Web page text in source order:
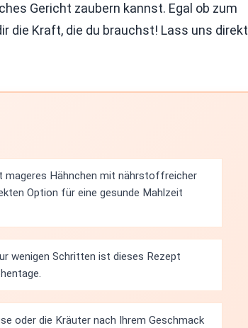
Gericht zaubern kannst. Egal ob zum
die Kraft, die du brauchst! Lass uns direkt
mageres Hähnchen mit nährstoffreicher
Option für eine gesunde Mahlzeit
wenigen Schritten ist dieses Rezept
oder die Kräuter nach Ihrem Geschmack